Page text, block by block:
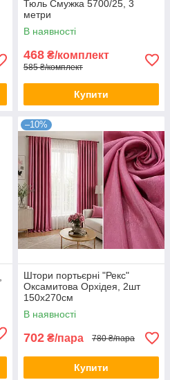
Тюль Смужка 5700/25, 3
метри
В наявності
468 ₴/комплект
585 ₴/комплект
Купити
–10%
Штори портьєрні "Рекс"
Оксамитова Орхідея, 2шт
150х270см
В наявності
702 ₴/пара 780 ₴/пара
Купити